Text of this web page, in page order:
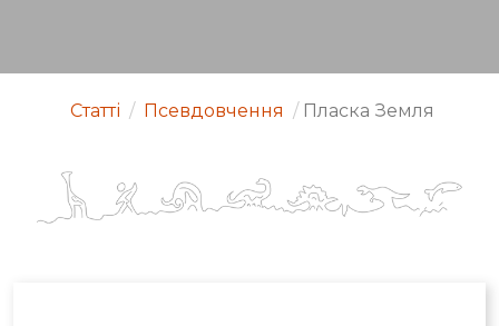
Статті / Псевдовчення / Пласка Земля